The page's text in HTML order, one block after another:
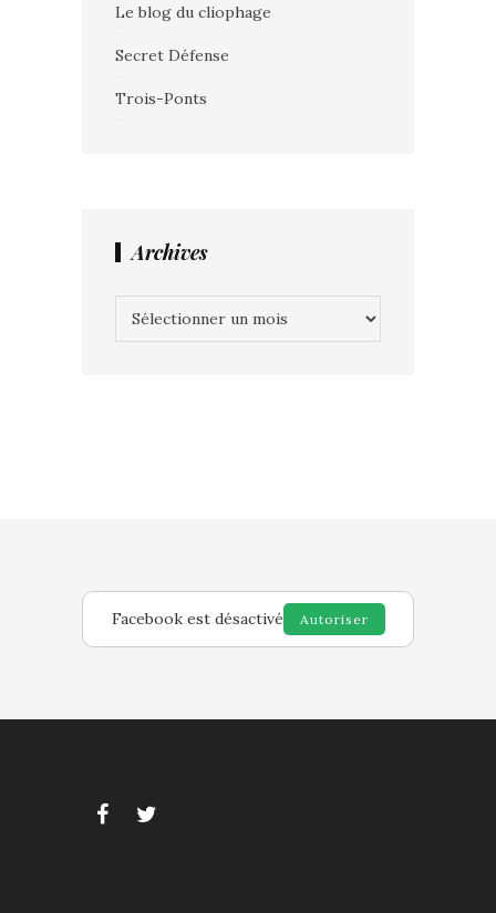
Le blog du cliophage
Secret Défense
Trois-Ponts
Archives
Facebook est désactivé Autoriser